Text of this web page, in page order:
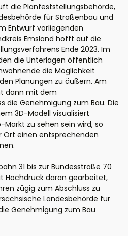
die Planfeststellungsbehörde,
für Straßenbau und
Entwurf vorliegenden
Emsland hofft auf die
Ende 2023. Im
die Unterlagen öffentlich
die Möglichkeit
Planungen zu äußern. Am
dann mit dem
die Genehmigung zum Bau. Die
3D-Modell visualisiert
zu sehen sein wird, so
Ort einen entsprechenden
31 bis zur Bundesstraße 70
Hochdruck daran gearbeitet,
zügig zum Abschluss zu
Landesbehörde für
Genehmigung zum Bau